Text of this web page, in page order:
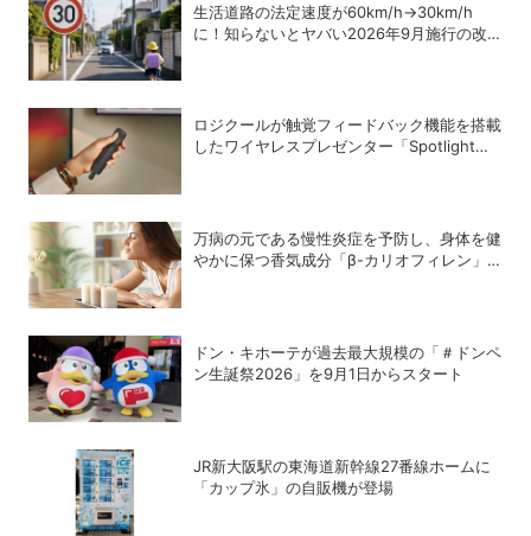
生活道路の法定速度が60km/h→30km/h
に！知らないとヤバい2026年9月施行の改
ロジクールが触覚フィードバック機能を搭載
したワイヤレスプレゼンター「Spotlight
万病の元である慢性炎症を予防し、身体を健
やかに保つ香気成分「β-カリオフィレン」
ドン・キホーテが過去最大規模の「＃ドンペ
ン生誕祭2026」を9月1日からスタート
JR新大阪駅の東海道新幹線27番線ホームに
「カップ氷」の自販機が登場